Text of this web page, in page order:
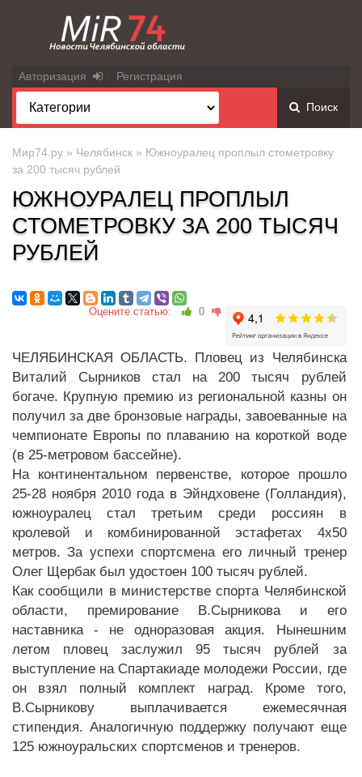
Авторизация Регистрация
Поиск
Мир74.ру » Челябинск » Южноуралец проплыл стометровку
за 200 тысяч рублей
ЮЖНОУРАЛЕЦ ПРОПЛЫЛ
СТОМЕТРОВКУ ЗА 200 ТЫСЯЧ
РУБЛЕЙ
Оцените статью: 0
ЧЕЛЯБИНСКАЯ ОБЛАСТЬ. Пловец из Челябинска
Виталий Сырников стал на 200 тысяч рублей
богаче. Крупную премию из региональной казны он
получил за две бронзовые награды, завоеванные на
чемпионате Европы по плаванию на короткой воде
(в 25-метровом бассейне).
На континентальном первенстве, которое прошло
25-28 ноября 2010 года в Эйндховене (Голландия),
южноуралец стал третьим среди россиян в
кролевой и комбинированной эстафетах 4х50
метров. За успехи спортсмена его личный тренер
Олег Щербак был удостоен 100 тысяч рублей.
Как сообщили в министерстве спорта Челябинской
области, премирование В.Сырникова и его
наставника - не одноразовая акция. Нынешним
летом пловец заслужил 95 тысяч рублей за
выступление на Спартакиаде молодежи России, где
он взял полный комплект наград. Кроме того,
В.Сырникову выплачивается ежемесячная
стипендия. Аналогичную поддержку получают еще
125 южноуральских спортсменов и тренеров.